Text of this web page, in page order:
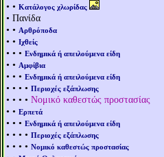
• • Κατάλογος χλωρίδας
• Πανίδα
• • Αρθρόποδα
• • Ιχθείς
• • • Ενδημικά ή απειλούμενα είδη
• • Αμφίβια
• • • Ενδημικά ή απειλούμενα είδη
• • • • Περιοχές εξάπλωσης
• • • • Νομικό καθεστώς προστασίας
• • Ερπετά
• • • Ενδημικά ή απειλούμενα είδη
• • • • Περιοχές εξάπλωσης
• • • • Νομικό καθεστώς προστασίας